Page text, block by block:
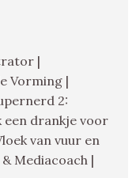
|
Vorming |
2:
een drankje voor
van vuur en
Mediacoach |